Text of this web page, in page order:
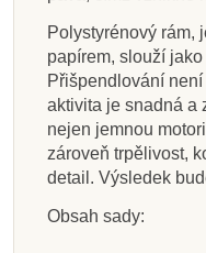
2 kusy
60 Kč75 Kč
Přidat do košíku
Pískové obrázky
Ptáci
249 Kč
Zobrazit detail
pralesa
445 Kč
Zobrazit detail
Hvězdy k
modrostříbrné 10
10 cm
195 Kč
Zobrazit detail
Polystyrénový rám,
papírem, slouží
Přišpendlování
aktivita je snadná a
nejen jemnou
zároveň trpělivost,
detail. Výsledek
Obsah sady: